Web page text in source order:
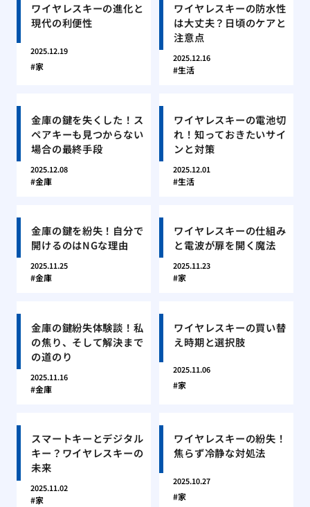
ワイヤレスキーの進化と
現代の利便性
2025.12.19
家
ワイヤレスキーの防水性
は大丈夫？日頃のケアと
注意点
2025.12.16
生活
金庫の鍵を失くした！ス
ペアキーも見つからない
場合の最終手段
2025.12.08
金庫
ワイヤレスキーの電池切
れ！知っておきたいサイ
ンと対策
2025.12.01
生活
金庫の鍵を紛失！自分で
開けるのはNGな理由
2025.11.25
金庫
ワイヤレスキーの仕組み
と電波が扉を開く魔法
2025.11.23
家
金庫の鍵紛失体験談！私
の焦り、そして解決まで
の道のり
2025.11.16
金庫
ワイヤレスキーの買い替
え時期と選択肢
2025.11.06
家
スマートキーとデジタル
キー？ワイヤレスキーの
未来
2025.11.02
家
ワイヤレスキーの紛失！
焦らず冷静な対処法
2025.10.27
家